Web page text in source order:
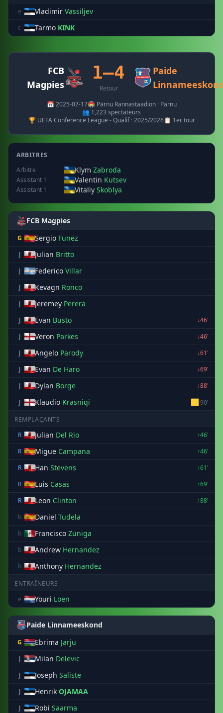
e Vladimir Vassiljev
c Tarmo KINK
FCB
Magpies
1–4
Retour
Paide
📅 2025-07-17🏟️ Pärnu Rannastaadion · Parnu
👥 1,223 spectateurs
🏆 UEFA Conference League - Qualif · 2025/2026📋 1er tour
ARBITRES
Arbitre
Klym Zabroda
Assistant 1 Valentin Kutsev
Assistant 1 Vitaliy Skoblya
FCB Magpies
G Sergio Funez
J Julian Britto
J Federico Villar
J Kevagn Ronco
J Jeremey Perera
J Evan Busto
↓46'
J
Veron Parkes
↓46'
J
Angelo Parody
↓61'
J
Evan De Haro
↓69'
J
Dylan Borge
↓88'
J
Klaudio Krasniqi 🟨90'
REMPLAÇANTS
R
Julian Del Rio
↑46'
R
Migue Campana
↑46'
R
Han Stevens
↑61'
R
Luis Casas
↑69'
R
Leon Clinton
↑88'
b
Daniel Tudela
b Francisco Zuniga
b Andrew Hernandez
b Anthony Hernandez
ENTRAÎNEURS
e
Youri Loen
Paide Linnameeskond
G Ebrima Jarju
J Milan Delevic
J Joseph Saliste
J Henrik OJAMAA
J Robi Saarma